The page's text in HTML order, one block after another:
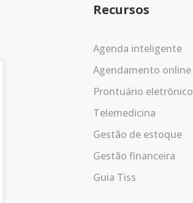
Recursos
Agenda inteligente
Agendamento online
Prontuário eletrônico
Telemedicina
Gestão de estoque
Gestão financeira
Guia Tiss